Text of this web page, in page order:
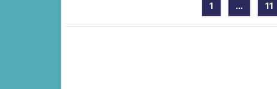
1 ... 11